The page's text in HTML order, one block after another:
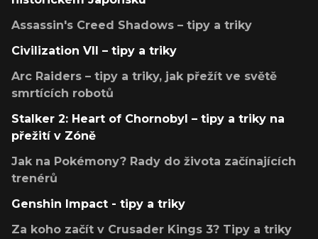
Assassin's Creed Shadows – tipy a triky
Civilization VII – tipy a triky
Arc Raiders – tipy a triky, jak přežít ve světě
smrtících robotů
Stalker 2: Heart of Chornobyl – tipy a triky na
přežití v Zóně
Jak na Pokémony? Rady do života začínajících
trenérů
Genshin Impact - tipy a triky
Za koho začít v Crusader Kings 3? Tipy a triky